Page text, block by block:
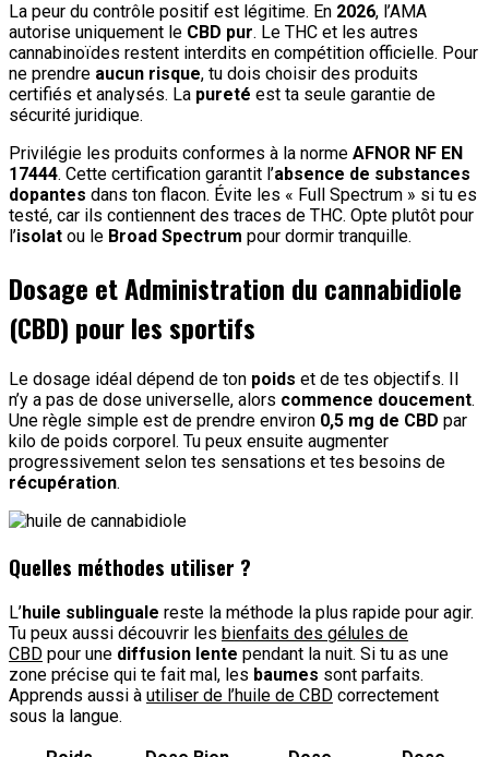
La peur du contrôle positif est légitime. En 2026, l’AMA
autorise uniquement le CBD pur. Le THC et les autres
cannabinoïdes restent interdits en compétition officielle. Pour
ne prendre aucun risque, tu dois choisir des produits
certifiés et analysés. La pureté est ta seule garantie de
sécurité juridique.
Privilégie les produits conformes à la norme AFNOR NF EN
17444. Cette certification garantit l’absence de substances
dopantes dans ton flacon. Évite les « Full Spectrum » si tu es
testé, car ils contiennent des traces de THC. Opte plutôt pour
l’isolat ou le Broad Spectrum pour dormir tranquille.
Dosage et Administration du cannabidiole
(CBD) pour les sportifs
Le dosage idéal dépend de ton poids et de tes objectifs. Il
n’y a pas de dose universelle, alors commence doucement.
Une règle simple est de prendre environ 0,5 mg de CBD par
kilo de poids corporel. Tu peux ensuite augmenter
progressivement selon tes sensations et tes besoins de
récupération.
Quelles méthodes utiliser ?
L’huile sublinguale reste la méthode la plus rapide pour agir.
Tu peux aussi découvrir les bienfaits des gélules de
CBD pour une diffusion lente pendant la nuit. Si tu as une
zone précise qui te fait mal, les baumes sont parfaits.
Apprends aussi à utiliser de l’huile de CBD correctement
sous la langue.